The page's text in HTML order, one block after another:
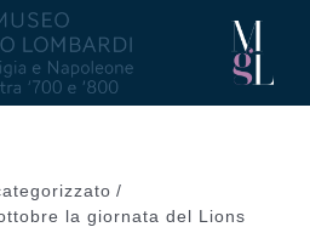
la giornata del Lions